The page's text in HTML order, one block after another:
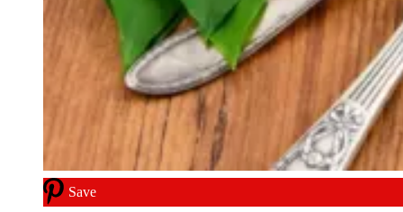
Save